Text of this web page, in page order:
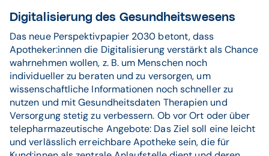
Digitalisierung des Gesundheitswesens
Das neue Perspektivpapier 2030 betont, dass
Apotheker:innen die Digitalisierung verstärkt als Chance
wahrnehmen wollen, z. B. um Menschen noch
individueller zu beraten und zu versorgen, um
wissenschaftliche Informationen noch schneller zu
nutzen und mit Gesundheitsdaten Therapien und
Versorgung stetig zu verbessern. Ob vor Ort oder über
telepharmazeutische Angebote: Das Ziel soll eine leicht
und verlässlich erreichbare Apotheke sein, die für